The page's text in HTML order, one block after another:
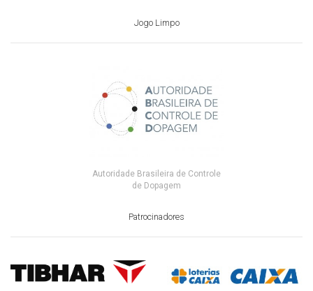
Jogo Limpo
Autoridade Brasileira de Controle
de Dopagem
Patrocinadores